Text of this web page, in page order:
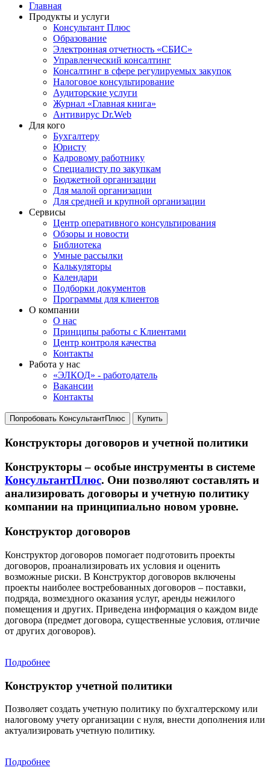
Главная
Продукты и услуги
Консультант Плюс
Образование
Электронная отчетность «СБИС»
Управленческий консалтинг
Консалтинг в сфере регулируемых закупок
Налоговое консультирование
Аудиторские услуги
Журнал «Главная книга»
Антивирус Dr.Web
Для кого
Бухгалтеру
Юристу
Кадровому работнику
Специалисту по закупкам
Бюджетной организации
Для малой организации
Для средней и крупной организации
Сервисы
Центр оперативного консультирования
Обзоры и новости
Библиотека
Умные рассылки
Калькуляторы
Календари
Подборки документов
Программы для клиентов
О компании
О нас
Принципы работы с Клиентами
Центр контроля качества
Контакты
Работа у нас
«ЭЛКОД» - работодатель
Вакансии
Контакты
Попробовать КонсультантПлюс Купить
Конструкторы договоров и учетной политики
Конструкторы – особые инструменты в системе
КонсультантПлюс. Они позволяют составлять и
анализировать договоры и учетную политику
компании на принципиально новом уровне.
Конструктор договоров
Конструктор договоров помогает подготовить проекты
договоров, проанализировать их условия и оценить
возможные риски. В Конструктор договоров включены
проекты наиболее востребованных договоров – поставки,
подряда, возмездного оказания услуг, аренды нежилого
помещения и других. Приведена информация о каждом виде
договора (предмет договора, существенные условия, отличие
от других договоров).
Подробнее
Конструктор учетной политики
Позволяет создать учетную политику по бухгалтерскому или
налоговому учету организации с нуля, внести дополнения или
актуализировать учетную политику.
Подробнее